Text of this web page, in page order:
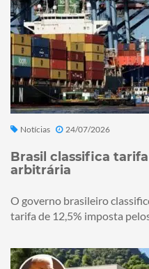
Notícias 24/07/2026
Brasil classifica
arbitrária
O governo brasileiro
tarifa de 12,5% imposta